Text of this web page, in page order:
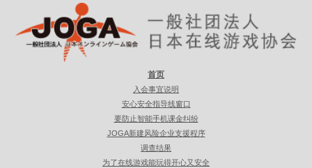
首页
入会事宜说明
安心安全指导线窗口
要防止智能手机课金纠纷
JOGA新建风险企业支援程序
调查结果
为了在线游戏能玩得开心又安全